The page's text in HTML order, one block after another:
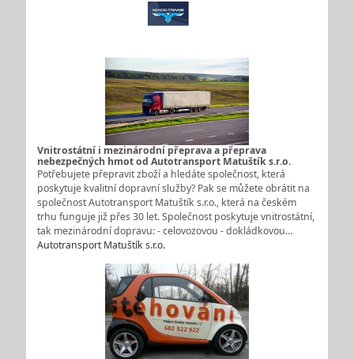
Vnitrostátní i mezinárodní přeprava a přeprava
nebezpečných hmot od Autotransport Matuštík s.r.o.
Potřebujete přepravit zboží a hledáte společnost, která
poskytuje kvalitní dopravní služby? Pak se můžete obrátit na
společnost Autotransport Matuštík s.r.o., která na českém
trhu funguje již přes 30 let. Společnost poskytuje vnitrostátní,
tak mezinárodní dopravu: - celovozovou - dokládkovou…
Autotransport Matuštík s.r.o.